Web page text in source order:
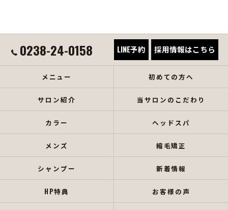
0238-24-0158 LINE予約 採用情報はこちら
メニュー 初めての方へ
サロン紹介 当サロンのこだわり
カラー ヘッドスパ
メンズ 縮毛矯正
シャンプー 新着情報
HP特典 お客様の声